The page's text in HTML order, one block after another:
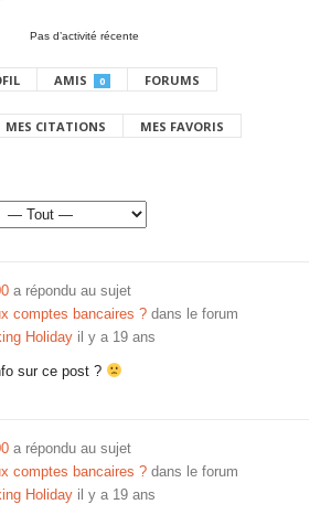
Pas d’activité récente
AMIS 0 FORUMS
MES CITATIONS MES FAVORIS
a répondu au sujet
comptes bancaires ? dans le forum
Holiday il y a 19 ans
sur ce post ?
a répondu au sujet
comptes bancaires ? dans le forum
Holiday il y a 19 ans